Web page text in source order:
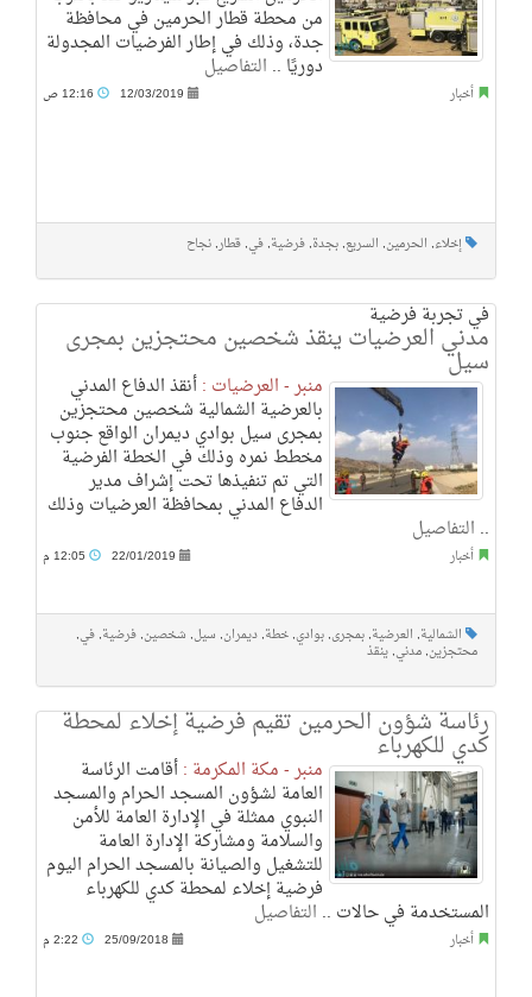
من محطة قطار الحرمين في محافظة
جدة، وذلك في إطار الفرضيات المجدولة
دوريًا .. التفاصيل
أخبار 12/03/2019
إخلاء, الحرمين, السريع, بجدة, فرضية, في, قطار, نجاح
في تجربة فرضية
مدني العرضيات ينقذ شخصين محتجزين بمجرى
سيل
منبر - العرضيات :أنقذ الدفاع المدني
بالعرضية الشمالية شخصين محتجزين
بمجرى سيل بوادي ديمران الواقع جنوب
مخطط نمره وذلك في الخطة الفرضية
التي تم تنفيذها تحت إشراف مدير
الدفاع المدني بمحافظة العرضيات وذلك
.. التفاصيل
أخبار 22/01/2019
الشمالية, العرضية, بمجرى, بوادي, خطة, ديمران, سيل, شخصين, فرضية, في,
محتجزين, مدني, ينقذ
رئاسة شؤون الحرمين تقيم فرضية إخلاء لمحطة
كدي للكهرباء
منبر - مكة المكرمة :أقامت الرئاسة
العامة لشؤون المسجد الحرام والمسجد
النبوي ممثلة في الإدارة العامة للأمن
والسلامة ومشاركة الإدارة العامة
للتشغيل والصيانة بالمسجد الحرام اليوم
فرضية إخلاء لمحطة كدي للكهرباء
المستخدمة في حالات .. التفاصيل
أخبار 25/09/2018